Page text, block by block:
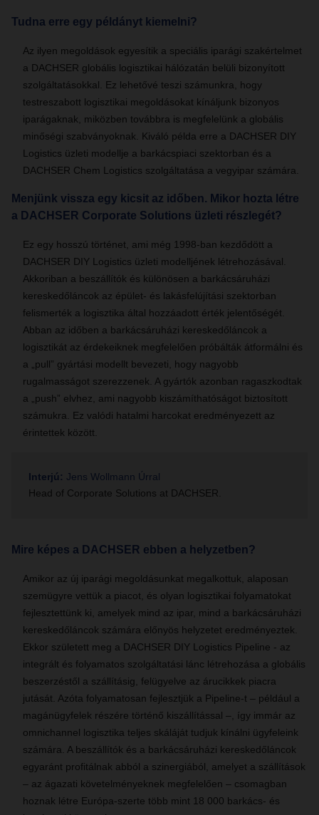
Tudna erre egy példányt kiemelni?
Az ilyen megoldások egyesítik a speciális iparági szakértelmet
a DACHSER globális logisztikai hálózatán belüli bizonyított
szolgáltatásokkal. Ez lehetővé teszi számunkra, hogy
testreszabott logisztikai megoldásokat kínáljunk bizonyos
iparágaknak, miközben továbbra is megfelelünk a globális
minőségi szabványoknak. Kiváló példa erre a DACHSER DIY
Logistics üzleti modellje a barkácspiaci szektorban és a
DACHSER Chem Logistics szolgáltatása a vegyipar számára.
Menjünk vissza egy kicsit az időben. Mikor hozta létre
a DACHSER Corporate Solutions üzleti részlegét?
Ez egy hosszú történet, ami még 1998-ban kezdődött a
DACHSER DIY Logistics üzleti modelljének létrehozásával.
Akkoriban a beszállítók és különösen a barkácsáruházi
kereskedőláncok az épület- és lakásfelújítási szektorban
felismerték a logisztika által hozzáadott érték jelentőségét.
Abban az időben a barkácsáruházi kereskedőláncok a
logisztikát az érdekeiknek megfelelően próbálták átformálni és
a „pull” gyártási modellt bevezeti, hogy nagyobb
rugalmasságot szerezzenek. A gyártók azonban ragaszkodtak
a „push” elvhez, ami nagyobb kiszámíthatóságot biztosított
számukra. Ez valódi hatalmi harcokat eredményezett az
érintettek között.
Interjú: Jens Wollmann Úrral
Head of Corporate Solutions at DACHSER.
Mire képes a DACHSER ebben a helyzetben?
Amikor az új iparági megoldásunkat megalkottuk, alaposan
szemügyre vettük a piacot, és olyan logisztikai folyamatokat
fejlesztettünk ki, amelyek mind az ipar, mind a barkácsáruházi
kereskedőláncok számára előnyös helyzetet eredményeztek.
Ekkor született meg a DACHSER DIY Logistics Pipeline - az
integrált és folyamatos szolgáltatási lánc létrehozása a globális
beszerzéstől a szállításig, felügyelve az árucikkek piacra
jutását. Azóta folyamatosan fejlesztjük a Pipeline-t – például a
magánügyfelek részére történő kiszállítással –, így immár az
omnichannel logisztika teljes skáláját tudjuk kínálni ügyfeleink
számára. A beszállítók és a barkácsáruházi kereskedőláncok
egyaránt profitálnak abból a szinergiából, amelyet a szállítások
– az ágazati követelményeknek megfelelően – csomagban
hoznak létre Európa-szerte több mint 18 000 barkács- és